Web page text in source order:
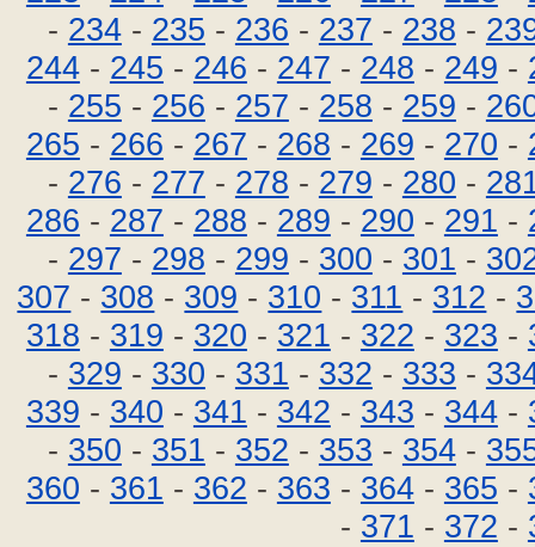
- 234- 235 - 236 - 237 - 238 -
244- 245 - 246 - 247 - 248 - 249 -
- 255 - 256 - 257 - 258 - 259 -
265 - 266 - 267 - 268 - 269 - 270 -
- 276 - 277 - 278 - 279 - 280 -
286 - 287 - 288 - 289 - 290 - 291 -
- 297 - 298 - 299 - 300 - 301 -
307 - 308 - 309 - 310 - 311 - 312 -
318 - 319 - 320 - 321 - 322 - 323 -
- 329 - 330 - 331 - 332 - 333 -
339 - 340 - 341 - 342 - 343 - 344-
- 350 - 351 - 352 - 353 - 354-
360 - 361 - 362 - 363 - 364- 365 -
- 371 - 372 -